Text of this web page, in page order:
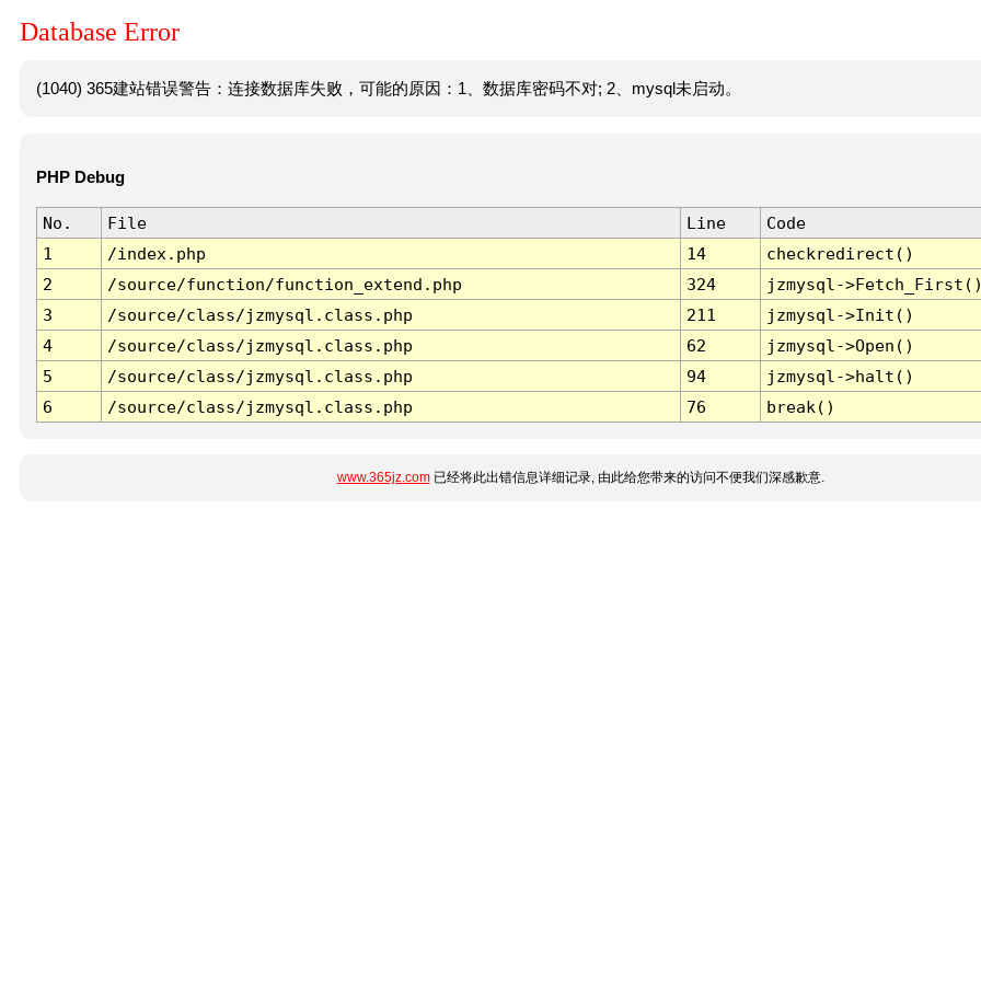
Database Error
(1040) 365建站错误警告：连接数据库失败，可能的原因：1、数据库密码不对; 2、mysql未启动。
PHP Debug
No. File Line
Code
1
/index.php 14
checkredirect()
2
/source/function/function_extend.php 324
jzmysql-
3
/source/class/jzmysql.class.php 211
jzmysql->Init()
4
/source/class/jzmysql.class.php 62
jzmysql->Open()
5
/source/class/jzmysql.class.php 94
jzmysql->halt()
6
/source/class/jzmysql.class.php 76 break()
www.365jz.com已经将此出错信息详细记录, 由此给您带来的访问不便我们深感歉意.